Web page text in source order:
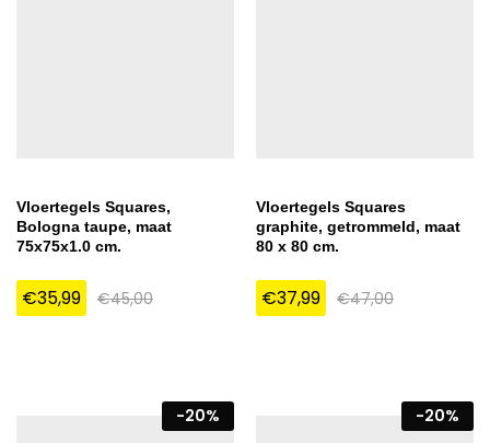
Vloertegels Squares,
Bologna taupe, maat
75x75x1.0 cm.
€35,99 €45,00
Vloertegels Squares
graphite, getrommeld, maat
80 x 80 cm.
€37,99 €47,00
-20% -20%